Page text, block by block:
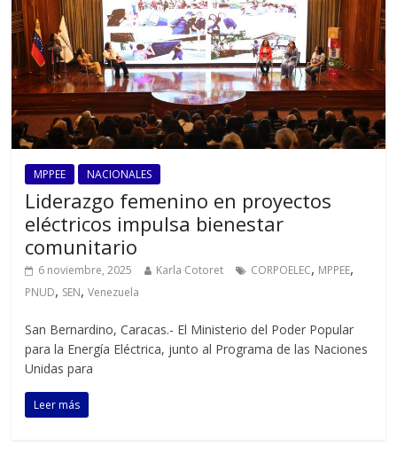
MPPEE NACIONALES
Liderazgo femenino en proyectos
eléctricos impulsa bienestar
comunitario
6 noviembre, 2025 Karla Cotoret CORPOELEC, MPPEE,
PNUD, SEN,Venezuela
San Bernardino, Caracas.- El Ministerio del Poder Popular
para la Energía Eléctrica, junto al Programa de las Naciones
Unidas para
Leer más